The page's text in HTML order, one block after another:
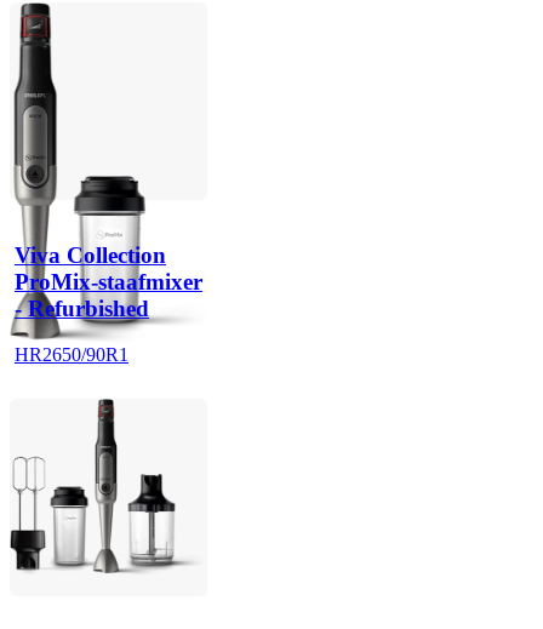
Viva Collection
ProMix-staafmixer
- Refurbished
HR2650/90R1